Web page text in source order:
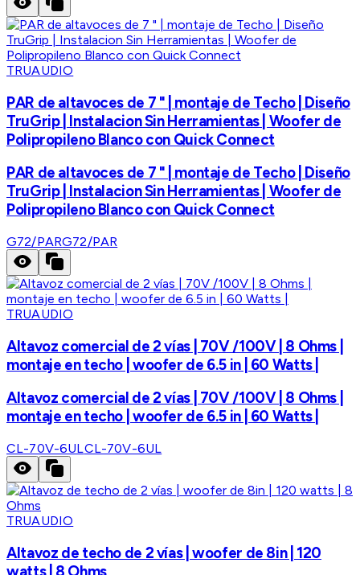
TRUAUDIO
PAR de altavoces de 7 " | montaje de Techo | Diseño
TruGrip | Instalacion Sin Herramientas | Woofer de
Polipropileno Blanco con Quick Connect
PAR de altavoces de 7 " | montaje de Techo | Diseño
TruGrip | Instalacion Sin Herramientas | Woofer de
Polipropileno Blanco con Quick Connect
G72/PARG72/PAR
TRUAUDIO
Altavoz comercial de 2 vías | 70V /100V | 8 Ohms |
montaje en techo | woofer de 6.5 in | 60 Watts |
Altavoz comercial de 2 vías | 70V /100V | 8 Ohms |
montaje en techo | woofer de 6.5 in | 60 Watts |
CL-70V-6ULCL-70V-6UL
TRUAUDIO
Altavoz de techo de 2 vías | woofer de 8in | 120
watts | 8 Ohms